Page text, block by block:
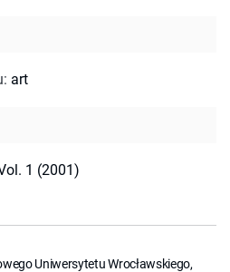
: art
1 (2001)
Uniwersytetu Wrocławskiego,